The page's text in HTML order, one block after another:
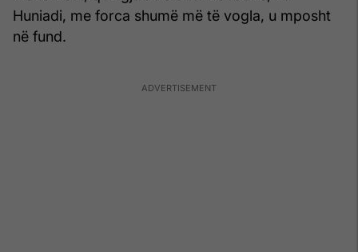
Huniadi, me forca shumë më të vogla, u mposht
në fund.